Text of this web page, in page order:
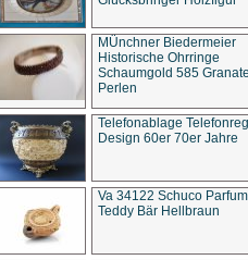
MÜnchner Biedermeier
Historische Ohrringe
Schaumgold 585
Perlen
Telefonablage
Design 60er 70er Jahre
Va 34122 Schuco
Teddy Bär Hellbraun